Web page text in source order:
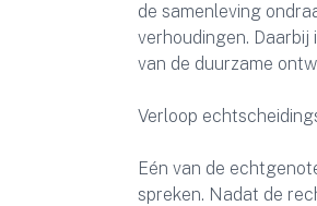
de samenleving
verhoudingen.
van de duurzame
Verloop
Eén van de
spreken. Nadat de